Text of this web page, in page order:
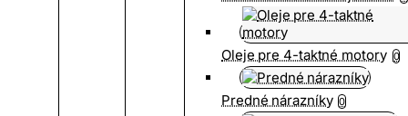
Oleje pre 4-taktné motory 0
Predné nárazníky 0